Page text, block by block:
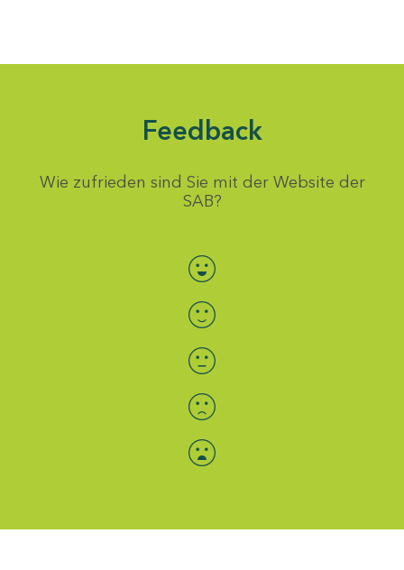
Feedback
Wie zufrieden sind Sie mit der Website der
SAB?
Bewertung auswählen